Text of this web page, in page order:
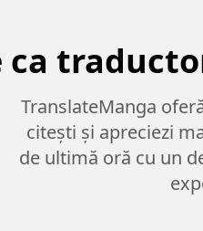
ca
TranslateManga
citești și apreciezi
de ultimă oră cu un